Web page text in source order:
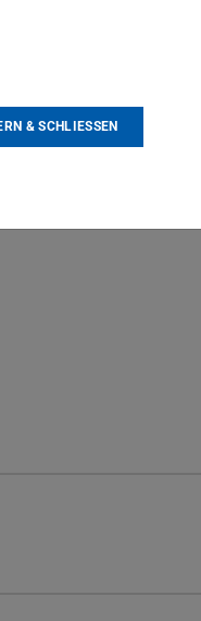
Mitarbeiterin
tätig. Sie
in
cohesion“
& SCHLIESSEN